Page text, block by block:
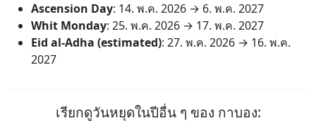
Ascension Day: 14. พ.ค. 2026 → 6. พ.ค. 2027
Whit Monday: 25. พ.ค. 2026 → 17. พ.ค. 2027
Eid al-Adha (estimated): 27. พ.ค. 2026 → 16. พ.ค.
2027
เรียกดูวันหยุดในปีอื่น ๆ ของ กาบอง: